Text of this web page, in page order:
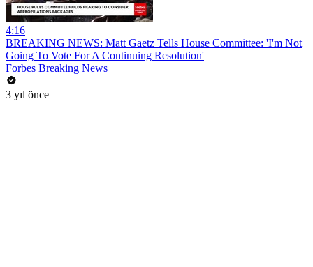
4:16
BREAKING NEWS: Matt Gaetz Tells House Committee: 'I'm Not
Going To Vote For A Continuing Resolution'
Forbes Breaking News
3 yıl önce